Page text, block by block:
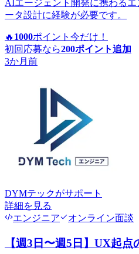
AIエージェント開発に携わる
ータ設計に経験が必要です。
🔥 1000ポイント 今だけ！
初回応募なら200ポイント追加
3か月前
DYMテックがサポート
詳細を見る
エンジニア
オンライン面談
【週3日〜週5日】UX起